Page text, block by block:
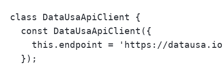
class DataUsaApiClient {
  const DataUsaApiClient({
this.endpoint = 'https://
  });